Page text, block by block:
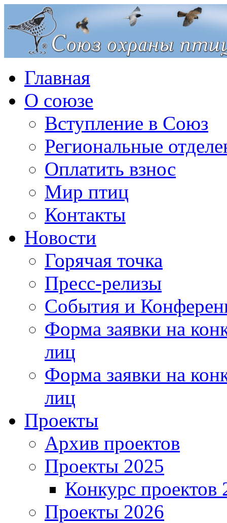
Главная
О союзе
Вступление в Союз
Региональные
Оплатить взнос
Мир птиц
Контакты
Новости
Горячая точка
Пресс-релизы
События и
Форма заявки на
лиц
Форма заявки на
лиц
Проекты
Архив проектов
Проекты 2025
Конкурс проектов
Проекты 2026